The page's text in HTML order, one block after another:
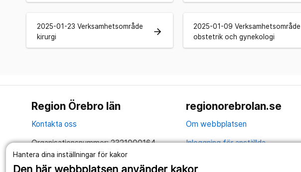
Hantera dina inställningar för kakor
Den här webbplatsen använder kakor
2025-01-23 Verksamhetsområde
kirurgi
arrow_forward
2025-01-09 Verksamhetsområde
obstetrik och gynekologi
Region Örebro län
Kontakta oss
Organisationsnummer: 2321000164
Tillsammans skapar vi ett bättre liv
regionorebrolan.se
Om webbplatsen
Inloggning för anställda